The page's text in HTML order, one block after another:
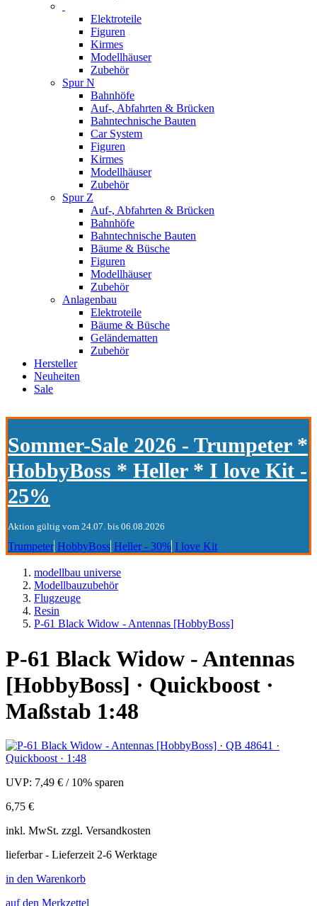
Elektroteile
Figuren
Kirmes
Modellhäuser
Zubehör
Spur N
Bahnhöfe
Auf-, Abfahrten & Brücken
Bahntechnische Bauten
Car System
Figuren
Kirmes
Modellhäuser
Zubehör
Spur Z
Auf-, Abfahrten & Brücken
Bahnhöfe
Bahntechnische Bauten
Bäume & Büsche
Figuren
Modellhäuser
Zubehör
Anlagenbau
Elektroteile
Bäume & Büsche
Geländematten
Zubehör
Hersteller
Neuheiten
Sale
Sommer-Sale 2026 - Trumpeter *
HobbyBoss * Heller * I love Kit -
25%
Aktion gültig vom 24.07. bis 06.08.2026
Trumpeter HobbyBoss Heller - 30% I love Kit
modellbau universe
Modellbauzubehör
Flugzeuge
Resin
P-61 Black Widow - Antennas [HobbyBoss]
P-61 Black Widow - Antennas
[HobbyBoss] · Quickboost ·
Maßstab 1:48
UVP: 7,49 € / 10% sparen
6,75 €
inkl. MwSt. zzgl. Versandkosten
lieferbar - Lieferzeit 2-6 Werktage
in den Warenkorb
auf den Merkzettel